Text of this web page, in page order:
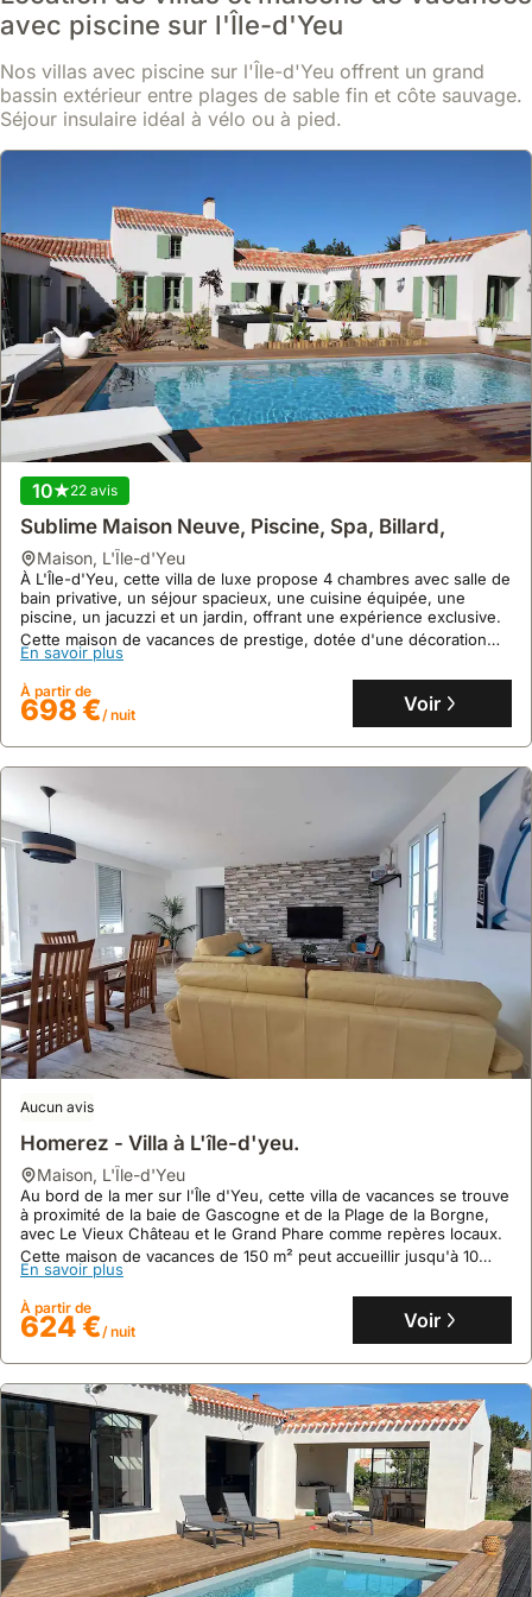
À 400 mètres du port, ce studio offre un accès facile aux
commodités et à la vie de l'Île-d'Yeu, tout en étant situé dans une
cour calme.
Cette location de villa dispose d'une mezzanine avec un
couchage double, d'une kitchenette équipée et d'une salle de
bain privative, pouvant accueillir jusqu'à 3 personnes pour un
séjour confortable.
En savoir plus
À partir de
139 €
Aucun avis
105 M² Maison De Vacances ∙ 3 Chambres ∙ 9
Personnes
maison, L'Île-d'Yeu
Logement pouvant accueillir jusqu‘à 9 personnes. Vous logerez à
Différentes prestations sont à votre disposition notamment un
restaurant, un réfrigérateur et une machine à laver. En plus, cet
hébergement à L'Île-d'Yeu est idéal pour les familles.
En savoir plus
À partir de
195 € Voir
10 13 avis
Maison D'architecte Cote Sauvage
maison,L'Île-d'Yeu
À seulement 50 mètres de la mer et de la côte sauvage, cette
sur l'Île d'Yeu, à 8 minutes à vélo de Port Joinville.
Profitez de 4 chambres pouvant accueillir 8 personnes, d'un jardin
de 1800m² avec terrasse, d'une connexion internet et d'un terrain
de tennis pour un séjour tout confort.
En savoir plus
À partir de
483 €/ nuit Voir
avec piscine sur l'Île-d'Yeu
Nos villas avec piscine sur l'Île-d'Yeu offrent un grand
bassin extérieur entre plages de sable fin et côte sauvage.
Séjour insulaire idéal à vélo ou à pied.
10 22 avis
Sublime Maison Neuve, Piscine, Spa, Billard,
maison, L'Île-d'Yeu
À L'Île-d'Yeu, cette villa de luxe propose 4 chambres avec salle de
bain privative, un séjour spacieux, une cuisine équipée, une
piscine, un jacuzzi et un jardin, offrant une expérience exclusive.
Cette maison de vacances de prestige, dotée d'une décoration
raffinée et de mobilier design, inclut un terrain de pétanque et
une salle de billard pour des moments de détente et de
convivialité.
En savoir plus
À partir de
698 €/ nuit Voir
Aucun avis
Homerez - Villa à L'île-d'yeu.
maison, L'Île-d'Yeu
Au bord de la mer sur l'Île d'Yeu, cette villa de vacances se trouve
à proximité de la baie de Gascogne et de la Plage de la Borgne,
avec Le Vieux Château et le Grand Phare comme repères locaux.
Cette maison de vacances de 150 m² peut accueillir jusqu'à 10
personnes et dispose d'une piscine privée ouverte de mai à
octobre, d'une terrasse avec barbecue et d'un parking sur place.
En savoir plus
À partir de
624 €/ nuit Voir